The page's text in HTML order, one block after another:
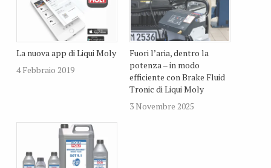
La nuova app di Liqui Moly
4 Febbraio 2019
Fuori l’aria, dentro la
potenza – in modo
efficiente con Brake Fluid
Tronic di Liqui Moly
3 Novembre 2025